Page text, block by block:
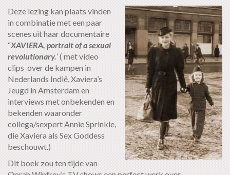
Deze lezing kan plaats vinden
in combinatie met een paar
scenes uit haar documentaire
“XAVIERA, portrait of a sexual
revolutionary.’ ( met video
clips over de kampen in
Nederlands Indië, Xaviera’s
Jeugd in Amsterdam en
interviews met onbekenden en
bekenden waaronder
collega/sexpert Annie Sprinkle,
die Xaviera als Sex Goddess
beschouwt.)
Dit boek zou ten tijde van